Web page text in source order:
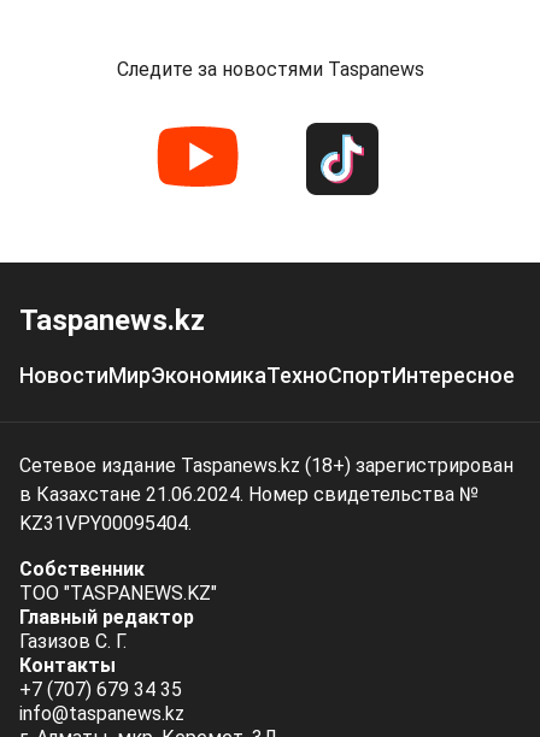
Следите за новостями Taspanews
Taspanews.kz
НовостиМирЭкономикаТехноСпортИнтересное
Сетевое издание Taspanews.kz (18+) зарегистрирован
в Казахстане 21.06.2024. Номер свидетельства №
KZ31VPY00095404.
Собственник
ТОО "TASPANEWS.KZ"
Главный редактор
Газизов С. Г.
Контакты
+7 (707) 679 34 35
info@taspanews.kz